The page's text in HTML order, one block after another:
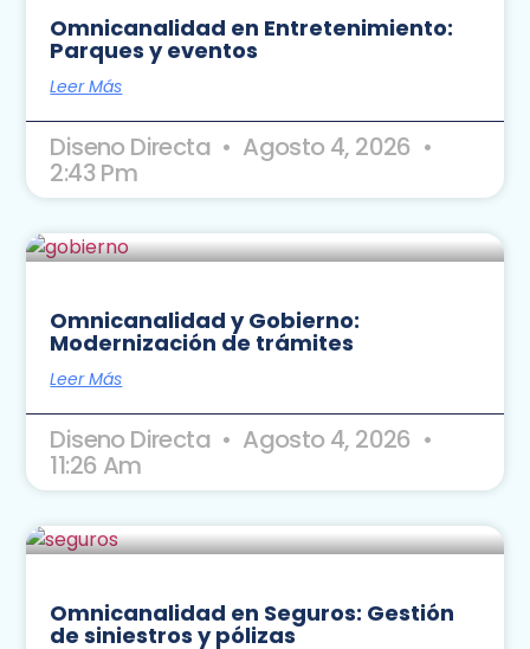
Omnicanalidad en Entretenimiento:
Parques y eventos
Leer Más
Diseno Directa Agosto 4, 2026
2:43 Pm
Omnicanalidad y Gobierno:
Modernización de trámites
Leer Más
Diseno Directa Agosto 4, 2026
11:26 Am
Omnicanalidad en Seguros: Gestión
de siniestros y pólizas